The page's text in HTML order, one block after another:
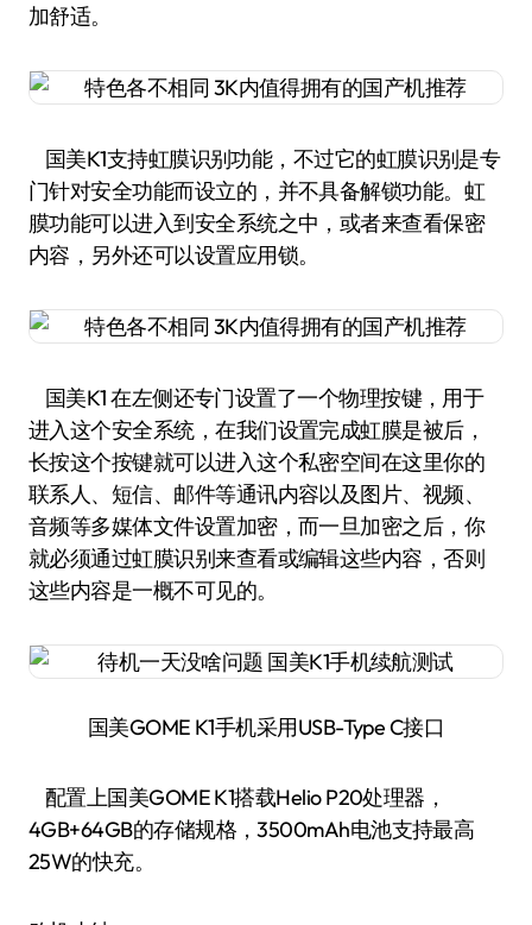
加舒适。
国美K1支持虹膜识别功能，不过它的虹膜识别是专
门针对安全功能而设立的，并不具备解锁功能。虹
膜功能可以进入到安全系统之中，或者来查看保密
内容，另外还可以设置应用锁。
国美K1 在左侧还专门设置了一个物理按键，用于
进入这个安全系统，在我们设置完成虹膜是被后，
长按这个按键就可以进入这个私密空间在这里你的
联系人、短信、邮件等通讯内容以及图片、视频、
音频等多媒体文件设置加密，而一旦加密之后，你
就必须通过虹膜识别来查看或编辑这些内容，否则
这些内容是一概不可见的。
国美GOME K1手机采用USB-Type C接口
配置上国美GOME K1搭载Helio P20处理器，
4GB+64GB的存储规格，3500mAh电池支持最高
25W的快充。